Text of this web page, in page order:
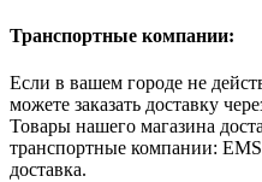
Транспортные компании:
Если в вашем городе не
можете заказать доставку
Товары нашего магазина
транспортные компании:
доставка.